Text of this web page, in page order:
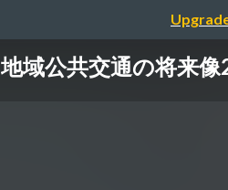
地域公共交通の将来